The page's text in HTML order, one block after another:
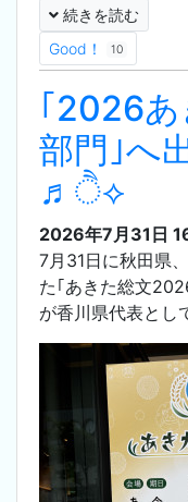
続きを読む
Good！
10
｢2026あ
部門｣へ
♬ੈ⟡
2026年7月31日
7月31日に秋田県
た｢あきた総文
が香川県代表とし